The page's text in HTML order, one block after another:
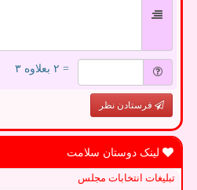
= ۲ بعلاوه ۳
فرستادن نظر
لینک دوستان سلامت
تبلیغات انتخابات مجلس